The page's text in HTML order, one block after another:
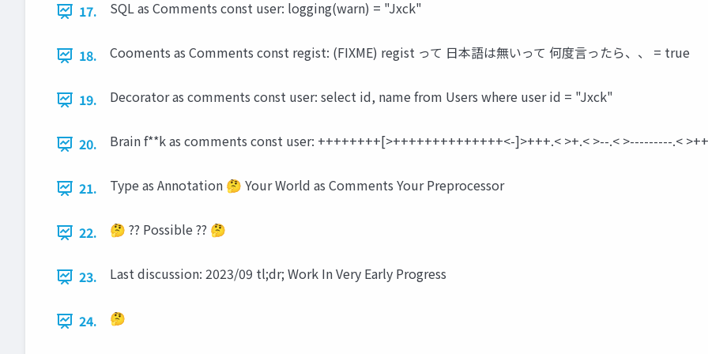
17. SQL as Comments const user: logging(warn) = "Jxck"
18. Cooments as Comments const regist: (FIXME) regist って 日本語は無いって 何度言ったら、、 = true
19. Decorator as comments const user: select id, name from Users where user id = "Jxck"
20. Brain f**k as comments const user: ++++++++[>++++++++++++++<-]>+++.< >+.< >--.< >---------.<
21. Type as Annotation 🤔 Your World as Comments Your Preprocessor
22. 🤔 ?? Possible ?? 🤔
23. Last discussion: 2023/09 tl;dr; Work In Very Early Progress
24. 🤔